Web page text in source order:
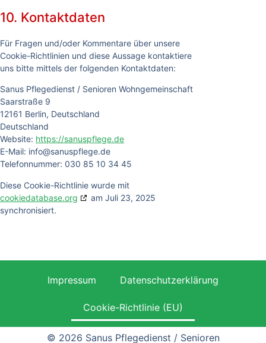
10. Kontaktdaten
Für Fragen und/oder Kommentare über unsere
Cookie-Richtlinien und diese Aussage kontaktiere
uns bitte mittels der folgenden Kontaktdaten:
Sanus Pflegedienst / Senioren Wohngemeinschaft
Saarstraße 9
12161 Berlin, Deutschland
Deutschland
Website: https://sanuspflege.de
E-Mail: info@sanuspflege.de
Telefonnummer: 030 85 10 34 45
Diese Cookie-Richtlinie wurde mit
cookiedatabase.org
am Juli 23, 2025
synchronisiert.
Impressum Datenschutzerklärung
Cookie-Richtlinie (EU)
© 2026 Sanus Pflegedienst / Senioren